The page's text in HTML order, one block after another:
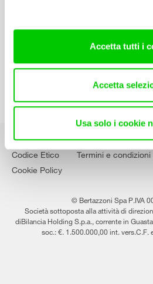
Accetta tutti i
Accetta
Usa solo i cookie
Lavora con noi
Codice Etico Termini e condizioni
Cookie Policy
© Bertazzoni Spa P.IVA
Società sottoposta alla attività di
diBilancia Holding S.p.a., corrente in
soc.: €. 1.500.000,00 int. vers.C.F.